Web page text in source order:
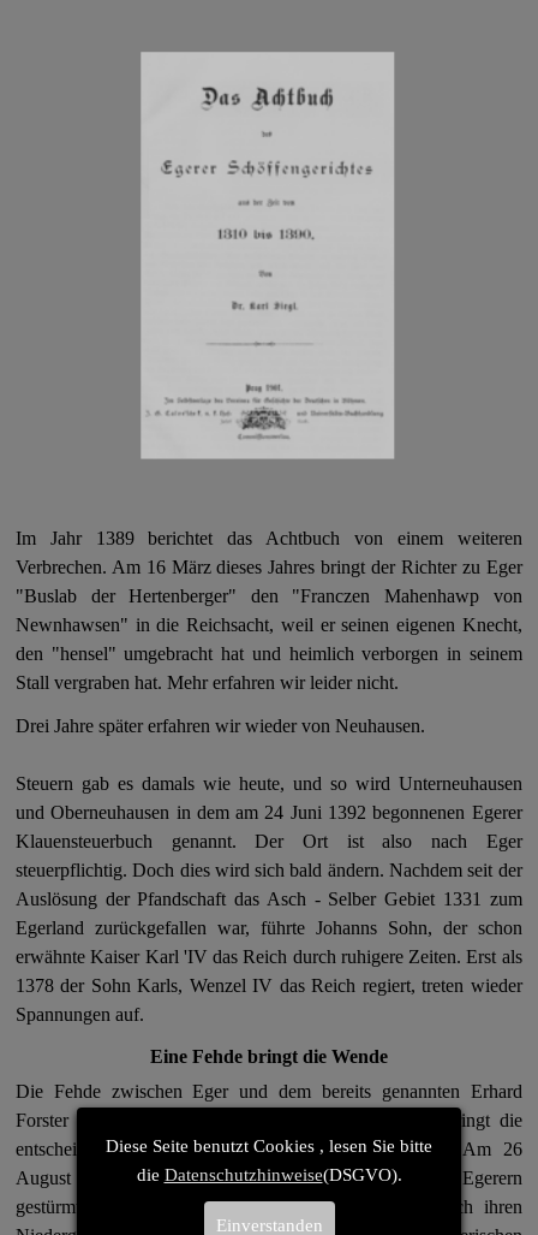
Im Jahr 1389 berichtet das Achtbuch von einem weiteren
Verbrechen. Am 16 März dieses Jahres bringt der Richter zu Eger
"Buslab der Hertenberger" den "Franczen Mahenhawp von
Newnhawsen" in die Reichsacht, weil er seinen eigenen Knecht,
den "hensel" umgebracht hat und heimlich verborgen in seinem
Stall vergraben hat. Mehr erfahren wir leider nicht.
Drei Jahre später erfahren wir wieder von Neuhausen.
Steuern gab es damals wie heute, und so wird Unterneuhausen
und Oberneuhausen in dem am 24 Juni 1392 begonnenen Egerer
Klauensteuerbuch genannt. Der Ort ist also nach Eger
steuerpflichtig. Doch dies wird sich bald ändern. Nachdem seit der
Auslösung der Pfandschaft das Asch - Selber Gebiet 1331 zum
Egerland zurückgefallen war, führte Johanns Sohn, der schon
erwähnte Kaiser Karl 'IV das Reich durch ruhigere Zeiten. Erst als
1378 der Sohn Karls, Wenzel IV das Reich regiert, treten wieder
Spannungen auf.
Eine Fehde bringt die Wende
Die Fehde zwischen Eger und dem bereits genannten Erhard
Forster mit Sitz auf der Burg Neuhaus an der Eger, bringt die
entscheidende Wende in der Geschichte Neuhausens. Am 26
August 1412 wird die Burg Neuhaus a.d.Eger von den Egerern
gestürmt und zerstört.
Die Forster Sippe, bedingt durch ihren
Diese Seite benutzt Cookies , lesen Sie bitte
die Datenschutzhinweise(DSGVO).
Einverstanden